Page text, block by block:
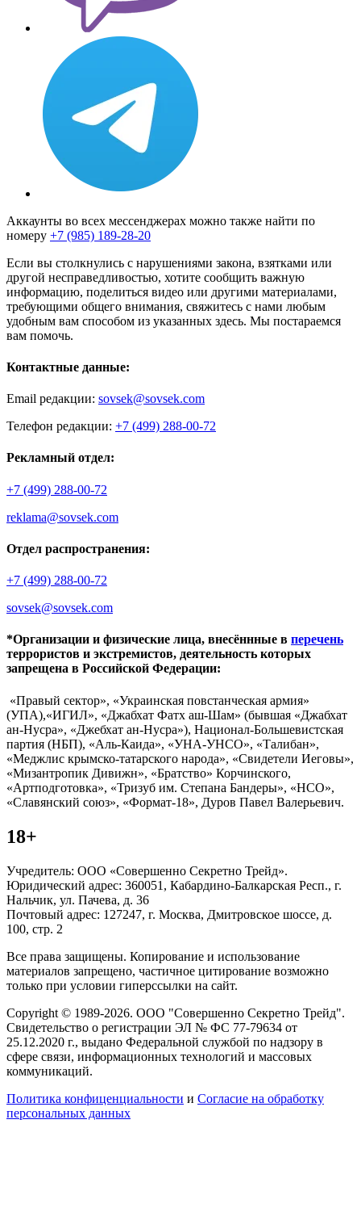
Аккаунты во всех мессенджерах можно также найти по
номеру +7 (985) 189-28-20
Если вы столкнулись с нарушениями закона, взятками или
другой несправедливостью, хотите сообщить важную
информацию, поделиться видео или другими материалами,
требующими общего внимания, свяжитесь с нами любым
удобным вам способом из указанных здесь. Мы постараемся
вам помочь.
Контактные данные:
Email редакции: sovsek@sovsek.com
Телефон редакции: +7 (499) 288-00-72
Рекламный отдел:
+7 (499) 288-00-72
reklama@sovsek.com
Отдел распространения:
+7 (499) 288-00-72
sovsek@sovsek.com
*Организации и физические лица, внесённные в перечень
террористов и экстремистов, деятельность которых
запрещена в Российской Федерации:
«Правый сектор», «Украинская повстанческая армия»
(УПА),«ИГИЛ», «Джабхат Фатх аш-Шам» (бывшая «Джабхат
ан-Нусра», «Джебхат ан-Нусра»), Национал-Большевистская
партия (НБП), «Аль-Каида», «УНА-УНСО», «Талибан»,
«Меджлис крымско-татарского народа», «Свидетели Иеговы»,
«Мизантропик Дивижн», «Братство» Корчинского,
«Артподготовка», «Тризуб им. Степана Бандеры», «НСО»,
«Славянский союз», «Формат-18», Дуров Павел Валерьевич.
18+
Учредитель: ООО «Совершенно Секретно Трейд».
Юридический адрес: 360051, Кабардино-Балкарская Респ., г.
Нальчик, ул. Пачева, д. 36
Почтовый адрес: 127247, г. Москва, Дмитровское шоссе, д.
100, стр. 2
Все права защищены. Копирование и использование
материалов запрещено, частичное цитирование возможно
только при условии гиперссылки на сайт.
Copyright © 1989-2026. ООО "Совершенно Секретно Трейд".
Свидетельство о регистрации ЭЛ № ФС 77-79634 от
25.12.2020 г., выдано Федеральной службой по надзору в
сфере связи, информационных технологий и массовых
коммуникаций.
Политика конфиценциальности и Согласие на обработку
персональных данных